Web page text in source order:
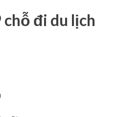
chỗ đi du lịch